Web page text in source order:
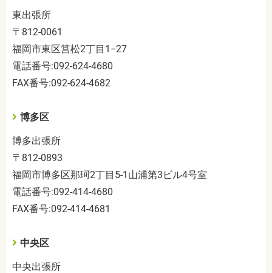
東出張所
〒 812-0061
福岡市東区筥松2丁目 1−27
電話番号:092-624-4680
FAX番号:092-624-4682
博多区
博多出張所
〒 812-0893
福岡市博多区那珂2丁目 5-1 山浦第3 ビル4号室
電話番号:092-414-4680
FAX番号:092-414-4681
中央区
中央出張所